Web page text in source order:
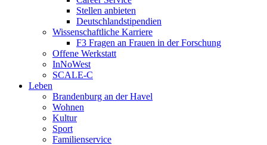
Stellen anbieten
Deutschlandstipendien
Wissenschaftliche Karriere
F3 Fragen an Frauen in der Forschung
Offene Werkstatt
InNoWest
SCALE-C
Leben
Brandenburg an der Havel
Wohnen
Kultur
Sport
Familienservice